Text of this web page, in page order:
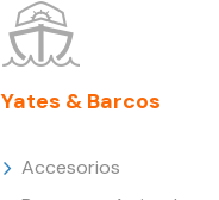
Yates & Barcos
Accesorios